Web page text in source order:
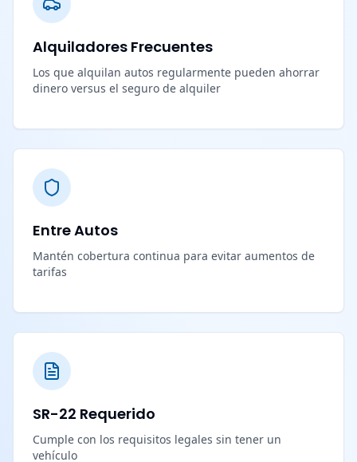
Alquiladores Frecuentes
Los que alquilan autos regularmente pueden ahorrar
dinero versus el seguro de alquiler
Entre Autos
Mantén cobertura continua para evitar aumentos de
tarifas
SR-22 Requerido
Cumple con los requisitos legales sin tener un
vehículo